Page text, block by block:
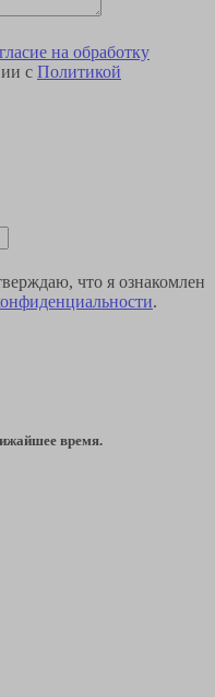
на обработку
с Политикой
что я ознакомлен
.
время.